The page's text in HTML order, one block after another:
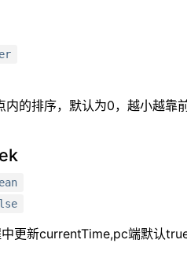
内的排序，默认为0，越小越靠
更新currentTime,pc端默认